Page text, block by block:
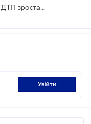
Страхові виплати постраждалим у ДТП зростатимуть
увійти